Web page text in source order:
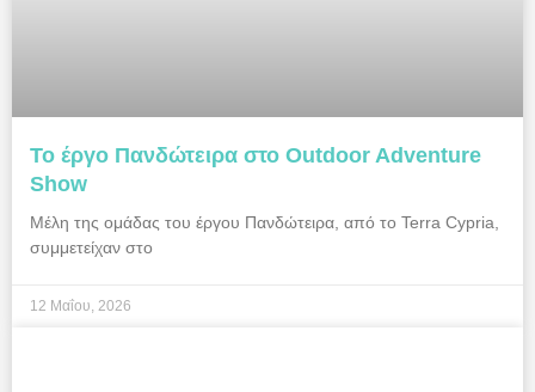
Το έργο Πανδώτειρα στο Outdoor Adventure
Show
Μέλη της ομάδας του έργου Πανδώτειρα, από το Terra Cypria,
συμμετείχαν στο
12 Μαΐου, 2026